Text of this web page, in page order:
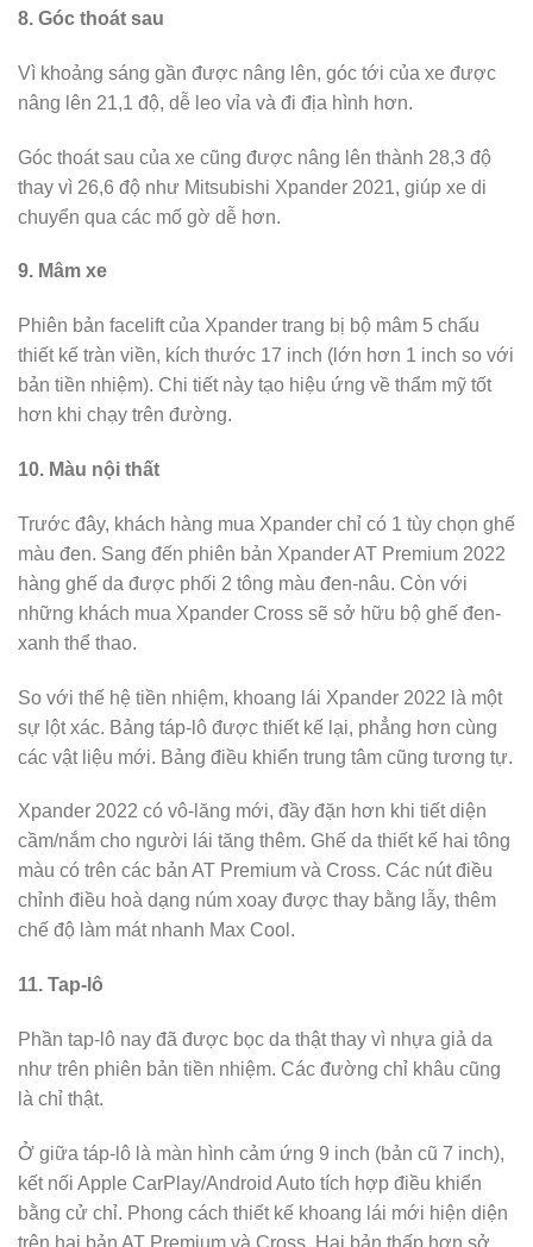
8. Góc thoát sau
Vì khoảng sáng gần được nâng lên, góc tới của xe được
nâng lên 21,1 độ, dễ leo vỉa và đi địa hình hơn.
Góc thoát sau của xe cũng được nâng lên thành 28,3 độ
thay vì 26,6 độ như Mitsubishi Xpander 2021, giúp xe di
chuyển qua các mố gờ dễ hơn.
9. Mâm xe
Phiên bản facelift của Xpander trang bị bộ mâm 5 chấu
thiết kế tràn viền, kích thước 17 inch (lớn hơn 1 inch so với
bản tiền nhiệm). Chi tiết này tạo hiệu ứng về thẩm mỹ tốt
hơn khi chạy trên đường.
10. Màu nội thất
Trước đây, khách hàng mua Xpander chỉ có 1 tùy chọn ghế
màu đen. Sang đến phiên bản Xpander AT Premium 2022
hàng ghế da được phối 2 tông màu đen-nâu. Còn với
những khách mua Xpander Cross sẽ sở hữu bộ ghế đen-
xanh thể thao.
So với thế hệ tiền nhiệm, khoang lái Xpander 2022 là một
sự lột xác. Bảng táp-lô được thiết kế lại, phẳng hơn cùng
các vật liệu mới. Bảng điều khiển trung tâm cũng tương tự.
Xpander 2022 có vô-lăng mới, đầy đặn hơn khi tiết diện
cầm/nắm cho người lái tăng thêm. Ghế da thiết kế hai tông
màu có trên các bản AT Premium và Cross. Các nút điều
chỉnh điều hoà dạng núm xoay được thay bằng lẫy, thêm
chế độ làm mát nhanh Max Cool.
11. Tap-lô
Phần tap-lô nay đã được bọc da thật thay vì nhựa giả da
như trên phiên bản tiền nhiệm. Các đường chỉ khâu cũng
là chỉ thật.
Ở giữa táp-lô là màn hình cảm ứng 9 inch (bản cũ 7 inch),
kết nối Apple CarPlay/Android Auto tích hợp điều khiển
bằng cử chỉ. Phong cách thiết kế khoang lái mới hiện diện
trên hai bản AT Premium và Cross. Hai bản thấp hơn sở